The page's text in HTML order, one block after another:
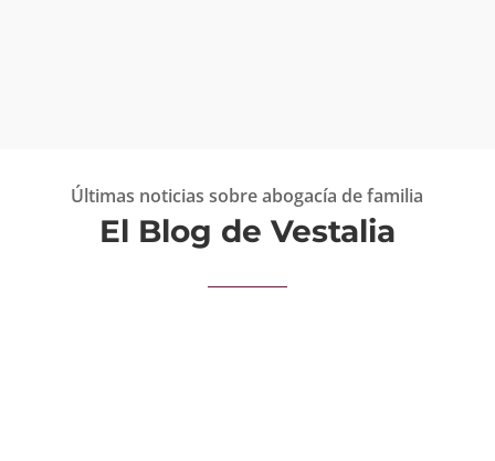
Últimas noticias sobre abogacía de familia
El Blog de Vestalia